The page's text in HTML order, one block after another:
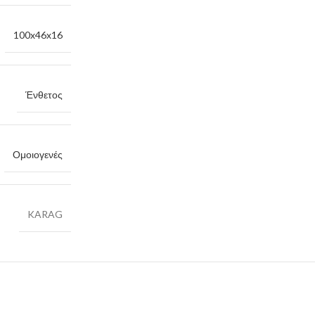
100x46x16
Ένθετος
Ομοιογενές
KARAG